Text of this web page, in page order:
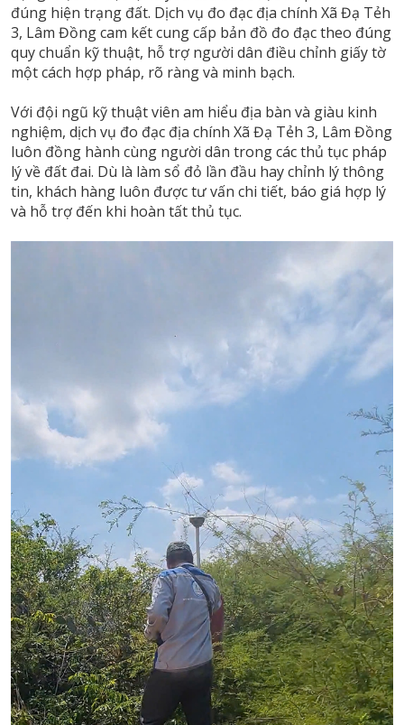
đúng hiện trạng đất. Dịch vụ đo đạc địa chính Xã Đạ Tẻh
3, Lâm Đồng cam kết cung cấp bản đồ đo đạc theo đúng
quy chuẩn kỹ thuật, hỗ trợ người dân điều chỉnh giấy tờ
một cách hợp pháp, rõ ràng và minh bạch.
Với đội ngũ kỹ thuật viên am hiểu địa bàn và giàu kinh
nghiệm, dịch vụ đo đạc địa chính Xã Đạ Tẻh 3, Lâm Đồng
luôn đồng hành cùng người dân trong các thủ tục pháp
lý về đất đai. Dù là làm sổ đỏ lần đầu hay chỉnh lý thông
tin, khách hàng luôn được tư vấn chi tiết, báo giá hợp lý
và hỗ trợ đến khi hoàn tất thủ tục.